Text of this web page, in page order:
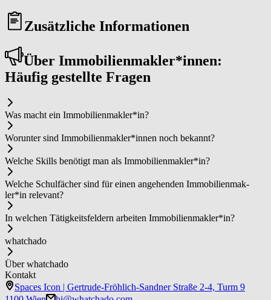
Zusätzliche Informationen
Über Im­mo­bi­li­en­mak­ler*in­nen:
Häufig gestellte Fragen
Was macht ein Im­mo­bi­li­en­mak­ler*in?
Worunter sind Im­mo­bi­li­en­mak­ler*in­nen noch bekannt?
Welche Skills benötigt man als Im­mo­bi­li­en­mak­ler*in?
Welche Schulfächer sind für einen angehenden Im­mo­bi­li­en­mak­
ler*in relevant?
In welchen Tätigkeitsfeldern arbeiten Im­mo­bi­li­en­mak­ler*in?
whatchado
Über whatchado
Kontakt
Spaces Icon | Gertrude-Fröhlich-Sandner Straße 2-4, Turm 9